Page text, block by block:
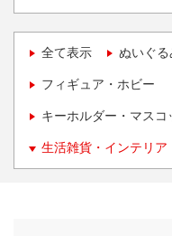
全て表示 ぬいぐ
フィギュア・ホビー
キーホルダー・マス
生活雑貨・インテリア